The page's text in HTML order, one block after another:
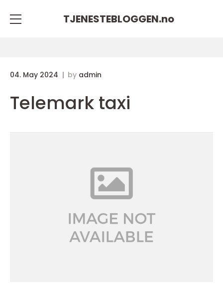
TJENESTEBLOGGEN.no
04. May 2024 by admin
Telemark taxi